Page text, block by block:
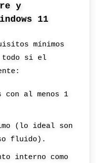
y
11
mínimos
todo si el
con al menos 1
(lo ideal son
fluido).
interno como